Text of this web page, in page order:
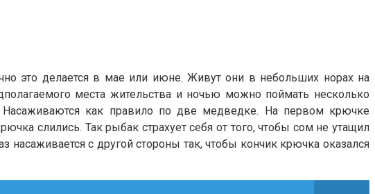
это делается в мае или июне. Живут они в небольших норах на
места жительства и ночью можно поймать несколько
как правило по две медведке. На первом крючке
слились. Так рыбак страхует себя от того, чтобы сом не утащил
с другой стороны так, чтобы кончик крючка оказался